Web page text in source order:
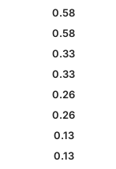
0.58
0.58
0.33
0.33
0.26
0.26
0.13
0.13